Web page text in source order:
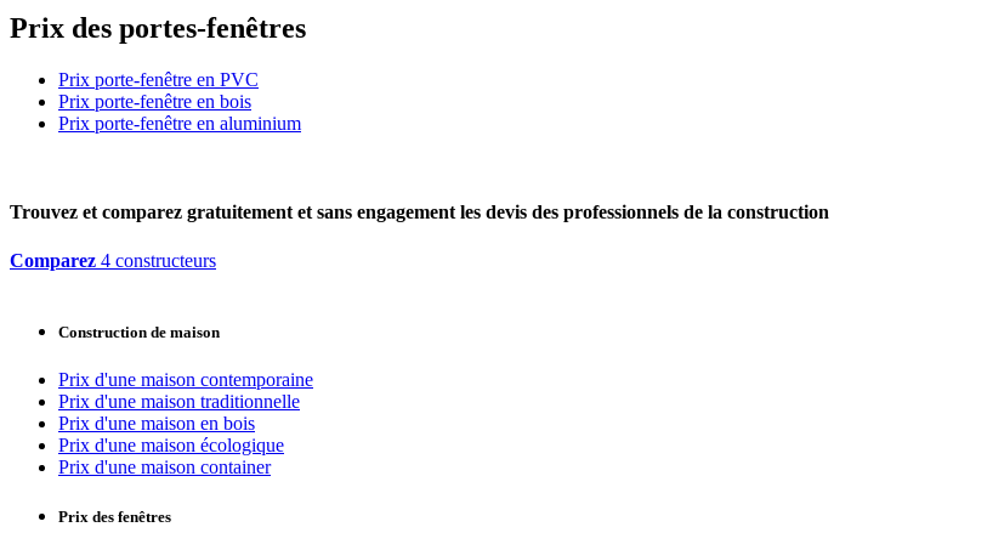
Prix des portes-fenêtres
Prix porte-fenêtre en PVC
Prix porte-fenêtre en bois
Prix porte-fenêtre en aluminium
Trouvez et comparez gratuitement et sans engagement les devis des professionnels de la construction
Comparez 4 constructeurs
Construction de maison
Prix d'une maison contemporaine
Prix d'une maison traditionnelle
Prix d'une maison en bois
Prix d'une maison écologique
Prix d'une maison container
Prix des fenêtres